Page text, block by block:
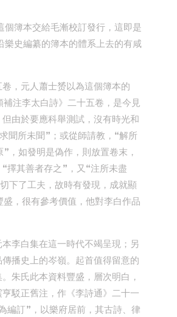
簿本交給毛漸校訂發行，這即是
史編纂的簿本的體系上去的有咸
，元人蕭士赟以為這個簿本的
注李太白詩》二十五卷，是今見
由於要應科舉測試，沒有時光和
聞所未聞”；或從師請教，“解所
，如發明是偽作，則放置卷末，
擇其善者存之”，又“注所未盡
下了工夫，故時有發現，成就顯
，很有參考價值，他對李白作品
李白集在這一時代不竭呈現；另
播史上的岑嶺。起首值得留意的
朱氏此本資料豐盛，層次明白，
駁正舊注，作《李詩通》二十一
編訂”，以樂府居前，其古詩、律